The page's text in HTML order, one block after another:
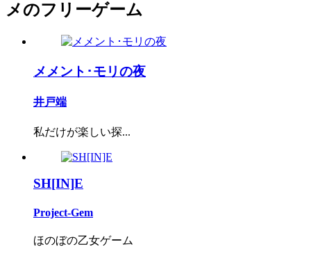
メのフリーゲーム
メメント･モリの夜
井戸端
私だけが楽しい探...
SH[IN]E
Project-Gem
ほのぼの乙女ゲーム